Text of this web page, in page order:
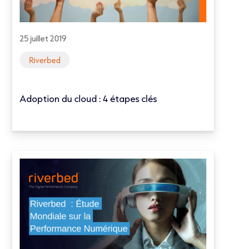
25 juillet 2019
Riverbed
Adoption du cloud : 4 étapes clés